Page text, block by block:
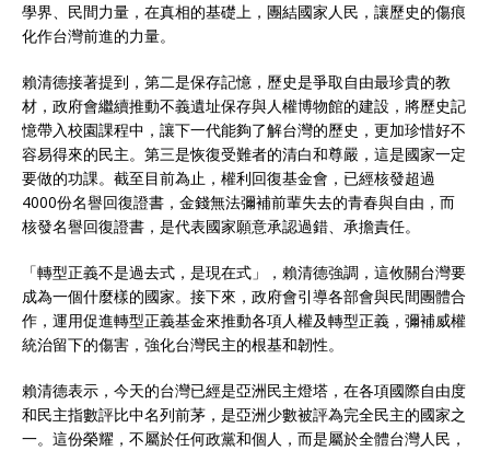
學界、民間力量，在真相的基礎上，團結國家人民，讓歷史的傷痕
化作台灣前進的力量。
賴清德接著提到，第二是保存記憶，歷史是爭取自由最珍貴的教
材，政府會繼續推動不義遺址保存與人權博物館的建設，將歷史記
憶帶入校園課程中，讓下一代能夠了解台灣的歷史，更加珍惜好不
容易得來的民主。第三是恢復受難者的清白和尊嚴，這是國家一定
要做的功課。截至目前為止，權利回復基金會，已經核發超過
4000份名譽回復證書，金錢無法彌補前輩失去的青春與自由，而
核發名譽回復證書，是代表國家願意承認過錯、承擔責任。
「轉型正義不是過去式，是現在式」，賴清德強調，這攸關台灣要
成為一個什麼樣的國家。接下來，政府會引導各部會與民間團體合
作，運用促進轉型正義基金來推動各項人權及轉型正義，彌補威權
統治留下的傷害，強化台灣民主的根基和韌性。
賴清德表示，今天的台灣已經是亞洲民主燈塔，在各項國際自由度
和民主指數評比中名列前茅，是亞洲少數被評為完全民主的國家之
一。這份榮耀，不屬於任何政黨和個人，而是屬於全體台灣人民，